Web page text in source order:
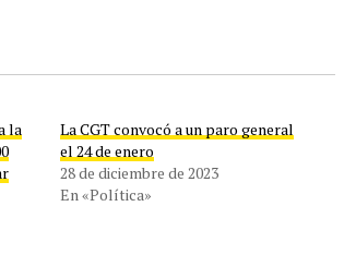
la
La CGT convocó a un paro general
el 24 de enero
28 de diciembre de 2023
En «Política»